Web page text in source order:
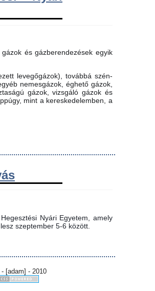
és gázberendezések egyik
levegőgázok), továbbá szén-
nemesgázok, éghető gázok,
gázok, vizsgáló gázok és
mint a kereskedelemben, a
Nyári Egyetem, amely
szeptember 5-6 között.
[adam] - 2010